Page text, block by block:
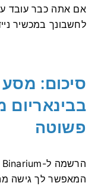
אם אתה כבר עובד
לחשבונך במכשיר
סיכום:
פשוטה
המאפשר לך גישה